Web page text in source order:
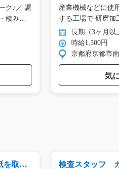
ク♪／ 調
積み…
産業機械などに使
する工場で 研磨加
タ… 長期（3ヶ月以
時給1,500円
京都府京都市
気
を取る
検査スタッフ